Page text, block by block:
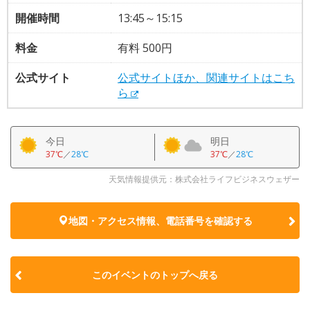
開催時間
13:45～15:15
料金
有料 500円
公式サイト
公式サイトほか、関連サイトはこち
ら
今日
37℃／28℃
明日
37℃／28℃
天気情報提供元：株式会社ライフビジネスウェザー
地図・アクセス情報、電話番号を確認する
このイベントのトップへ戻る